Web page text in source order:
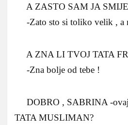
A ZASTO SAM JA
-Zato sto si toliko velik , a
A ZNA LI TVOJ TATA
-Zna bolje od tebe !
DOBRO , SABRINA -
TATA MUSLIMAN?